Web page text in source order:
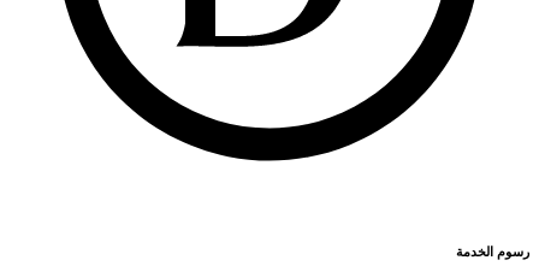
رسوم الخدمة